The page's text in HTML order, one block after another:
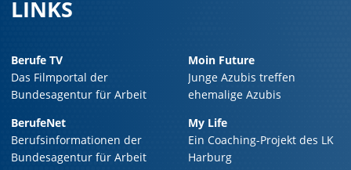
LINKS
Berufe TV
Das Filmportal der
Bundesagentur für Arbeit
BerufeNet
Berufsinformationen der
Bundesagentur für Arbeit
Moin Future
Junge Azubis treffen
ehemalige Azubis
My Life
Ein Coaching-Projekt des LK
Harburg